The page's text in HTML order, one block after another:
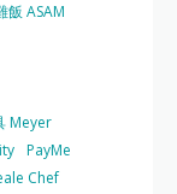
飯 ASAM
Meyer
PayMe
Chef